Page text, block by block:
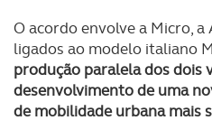
O acordo envolve a Micro, a
ligados ao modelo italiano
produção paralela dos dois
desenvolvimento de uma
de mobilidade urbana mais